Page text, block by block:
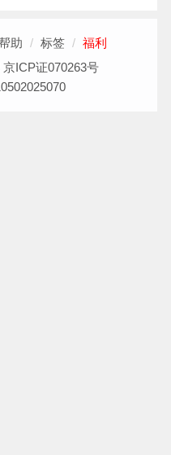
助 / 标签 / 福利
ICP证070263号